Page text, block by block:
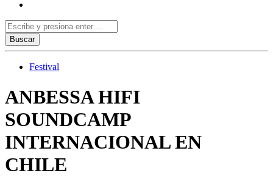
Festival
ANBESSA HIFI
SOUNDCAMP
INTERNACIONAL EN
CHILE